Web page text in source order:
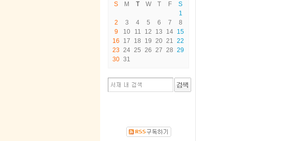
S
M T W T F
S
1
2
3 4 5 6 7
8
9
10 11 12 13 14 15
16
17 18 19 20 21 22
23 24 25 26 27 28 29
30 31